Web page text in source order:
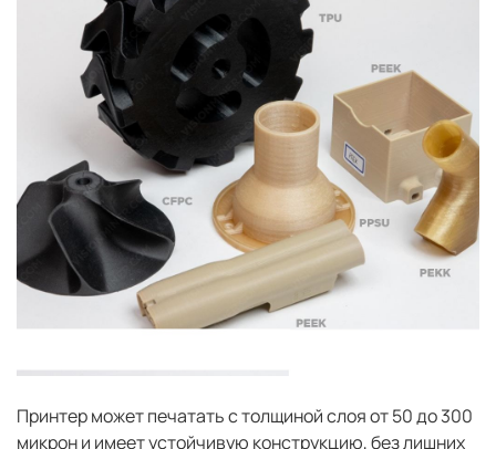
Принтер может печатать с толщиной слоя от 50 до 300
микрон и имеет устойчивую конструкцию, без лишних